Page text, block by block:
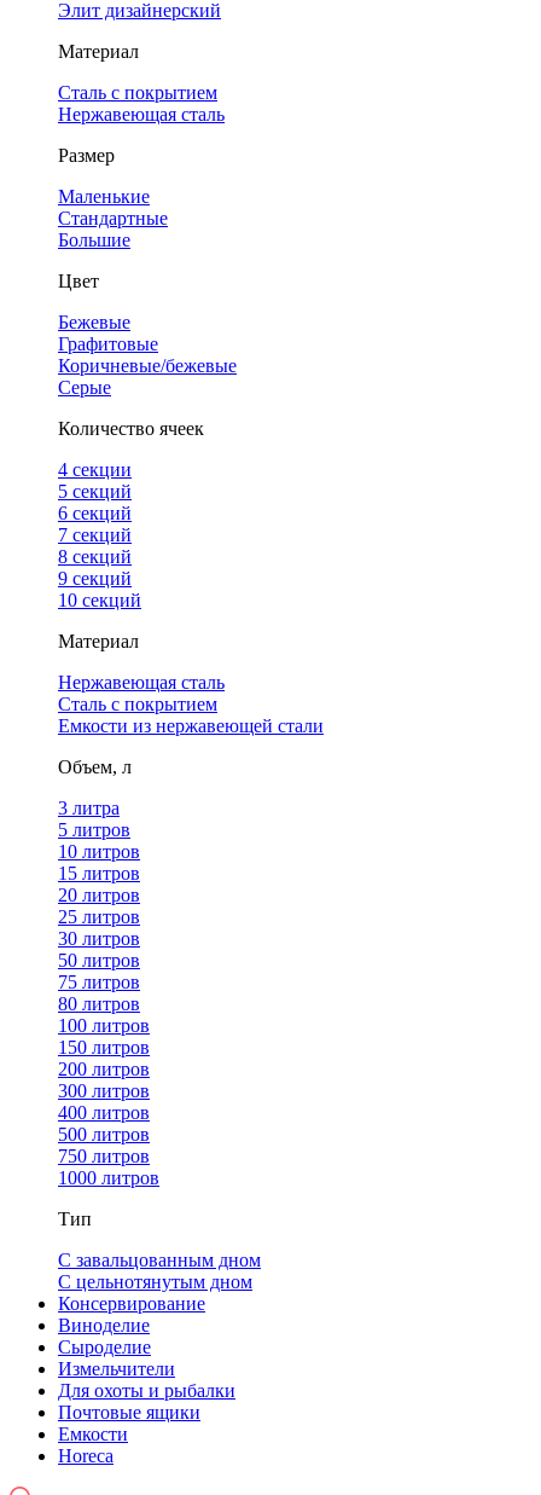
Элит дизайнерский
Материал
Сталь с покрытием
Нержавеющая сталь
Размер
Маленькие
Стандартные
Большие
Цвет
Бежевые
Графитовые
Коричневые/бежевые
Серые
Количество ячеек
4 cекции
5 секций
6 секций
7 секций
8 секций
9 секций
10 секций
Материал
Нержавеющая сталь
Сталь с покрытием
Емкости из нержавеющей стали
Объем, л
3 литра
5 литров
10 литров
15 литров
20 литров
25 литров
30 литров
50 литров
75 литров
80 литров
100 литров
150 литров
200 литров
300 литров
400 литров
500 литров
750 литров
1000 литров
Тип
С завальцованным дном
С цельнотянутым дном
Консервирование
Виноделие
Сыроделие
Измельчители
Для охоты и рыбалки
Почтовые ящики
Емкости
Horeca